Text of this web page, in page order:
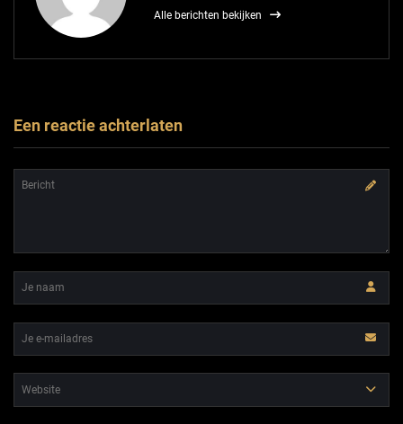
Alle berichten bekijken
Een reactie achterlaten